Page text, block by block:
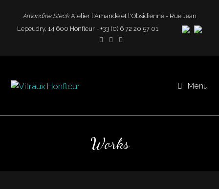
Amandine SteckAtelier l'Amande et l'Obsidienne - Rue Jean
Lepeudry, 14 600 Honfleur - +33 (0) 6 72 20 57 01
Menu
Works